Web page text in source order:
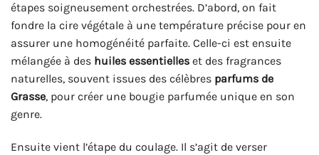
étapes soigneusement orchestrées. D’abord, on fait
fondre la cire végétale à une température précise pour en
assurer une homogénéité parfaite. Celle-ci est ensuite
mélangée à des huiles essentielles et des fragrances
naturelles, souvent issues des célèbres parfums de
Grasse, pour créer une bougie parfumée unique en son
genre.
Ensuite vient l’étape du coulage. Il s’agit de verser